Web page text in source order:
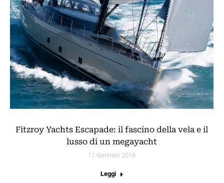
Fitzroy Yachts Escapade: il fascino della vela e il
lusso di un megayacht
11 Gennaio 2016
Leggi